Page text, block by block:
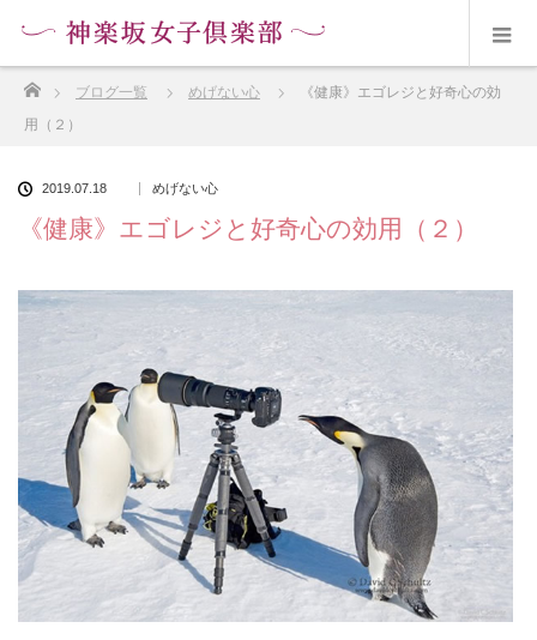
ブログ一覧 めげない心
《健康》エゴレジと好奇心の効
用（２）
2019.07.18 めげない心
《健康》エゴレジと好奇心の効用（２）